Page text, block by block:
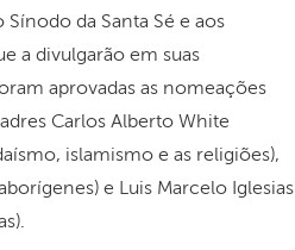
Sínodo da Santa Sé e aos
a divulgarão em suas
aprovadas as nomeações
Carlos Alberto White
islamismo e as religiões),
e Luis Marcelo Iglesias